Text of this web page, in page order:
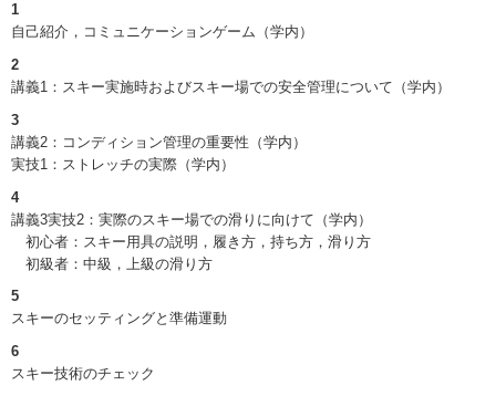
1
自己紹介，コミュニケーションゲーム（学内）
2
講義1：スキー実施時およびスキー場での安全管理について（学内）
3
講義2：コンディション管理の重要性（学内）
実技1：ストレッチの実際（学内）
4
講義3実技2：実際のスキー場での滑りに向けて（学内）
初心者：スキー用具の説明，履き方，持ち方，滑り方
初級者：中級，上級の滑り方
5
スキーのセッティングと準備運動
6
スキー技術のチェック